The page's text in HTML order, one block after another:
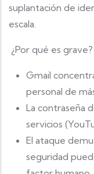
suplantación de
escala.
¿Por qué es grave?
Gmail
personal de
La contraseña
servicios
El ataque
seguridad